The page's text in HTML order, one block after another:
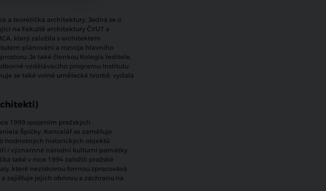
a teoretička architektury. Jedná se o
na Fakultě architektury ČVUT a
který založila s architektem
plánování a rozvoje hlavního
Je také členkou Kolegia ředitele,
vzdělávacího programu Institutu
se také volné umělecké tvorbě, vydala
1999 spojením pražských
Špičky. Kancelář se zaměřuje
hodnotných historických objektů
i významné národní kulturní památky
také v roce 1994 založili pražské
které neziskovou formou zpracovává
zajišťuje jejich obnovu a záchranu na